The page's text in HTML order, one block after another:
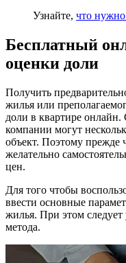
Узнайте, что
Бесплатный
оценки доли
Получить
жилья или
доли в квартире
компании могут
объект. Поэтому прежде
желательно
цен.
Для того чтобы
ввести основные
жилья. При этом
метода.